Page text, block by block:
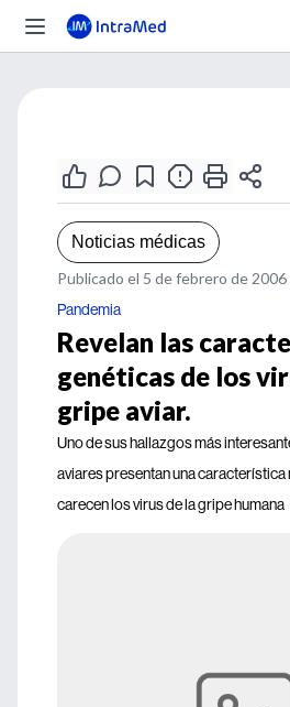
Noticias médicas
Publicado el 5 de febrero de 2006
Pandemia
Revelan las
genéticas de los
gripe aviar.
Uno de sus hallazgos más
aviares presentan una característica
carecen los virus de la gripe humana